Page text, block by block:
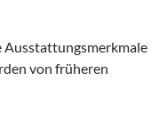
von früheren